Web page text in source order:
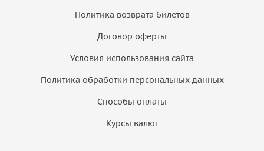
Политика возврата билетов
Договор оферты
Условия использования сайта
Политика обработки персональных данных
Способы оплаты
Курсы валют